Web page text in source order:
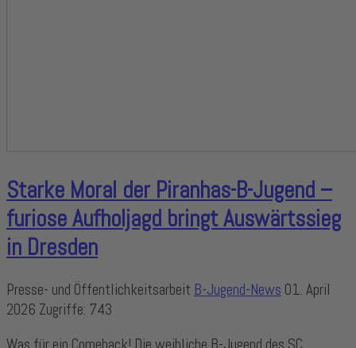
Starke Moral der Piranhas-B-Jugend –
furiose Aufholjagd bringt Auswärtssieg
in Dresden
Presse- und Öffentlichkeitsarbeit B-Jugend-News 01. April
2026 Zugriffe: 743